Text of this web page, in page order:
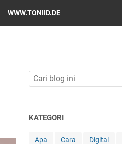
WWW.TONIID.DE
KATEGORI
Apa Cara Digital